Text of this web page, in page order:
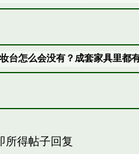
台怎么会没有？成套家具里都
所得帖子回复